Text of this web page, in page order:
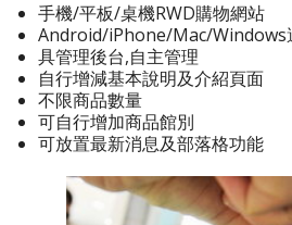
手機/平板/桌機RWD購物網站
Android/iPhone/Mac/Windows
具管理後台,自主管理
自行增減基本說明及介紹頁面
不限商品數量
可自行增加商品館別
可放置最新消息及部落格功能